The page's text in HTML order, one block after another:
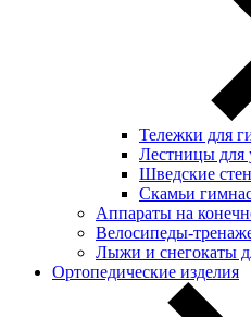
Тележки для
Лестницы для
Шведские
Скамьи
Аппараты на
Велосипеды-
Лыжи и снегокаты
Ортопедические изделия